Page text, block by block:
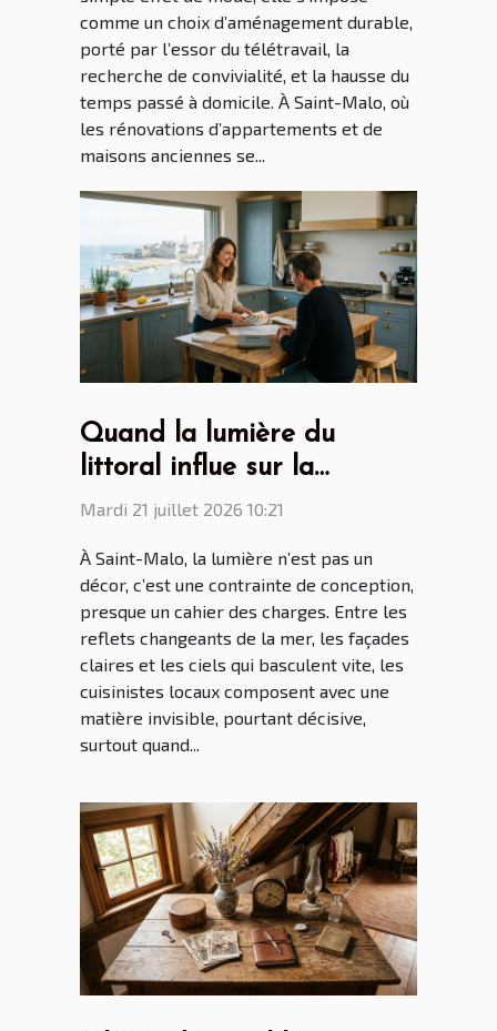
comme un choix d’aménagement durable,
porté par l’essor du télétravail, la
recherche de convivialité, et la hausse du
temps passé à domicile. À Saint-Malo, où
les rénovations d’appartements et de
maisons anciennes se...
Quand la lumière du
littoral influe sur la
création des cuisines par
Mardi 21 juillet 2026 10:21
À Saint-Malo, la lumière n’est pas un
décor, c’est une contrainte de conception,
presque un cahier des charges. Entre les
reflets changeants de la mer, les façades
claires et les ciels qui basculent vite, les
cuisinistes locaux composent avec une
matière invisible, pourtant décisive,
surtout quand...